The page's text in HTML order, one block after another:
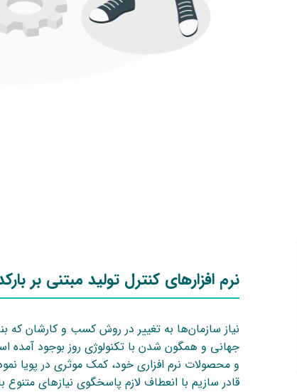
نرم افزارهای کنترل تولید مبتنی بر
نیاز سازمان‌ها به تغییر در روش کسب و کارشان که
جهانی و همگون شدن با تکنولوژی روز بوجود آمده
و محصولات نرم افزاری خود، کمک موثری در پویا
قادر سازیم با انعطاف لازم پاسخگوی نیازهای متنوع